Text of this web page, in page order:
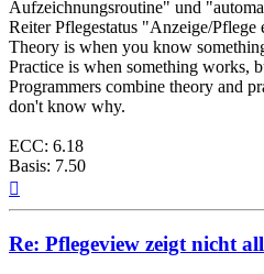
Aufzeichnungsroutine" und
Reiter Pflegestatus "Anzeige/Pflege
Theory is when you know
Practice is when something works,
Programmers combine theory and
don't know why.
ECC: 6.18
Basis: 7.50
Re: Pflegeview zeigt nicht